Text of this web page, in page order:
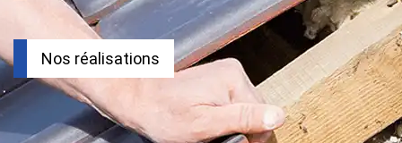
Nos réalisations